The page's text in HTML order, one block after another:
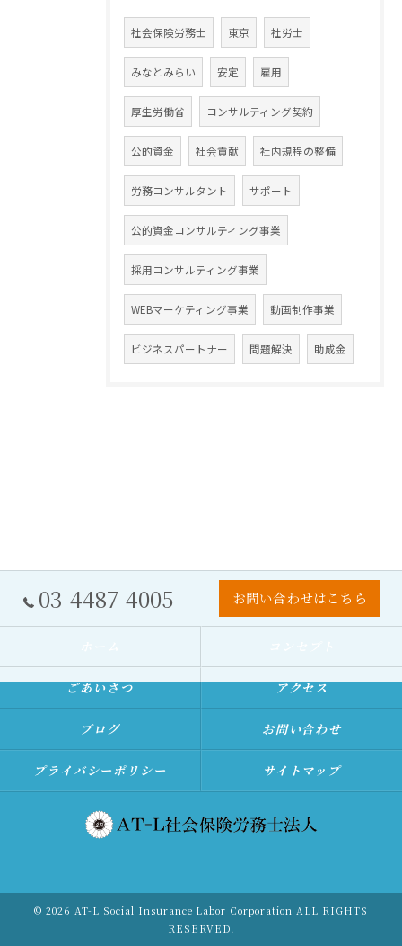
社会保険労務士 東京 社労士
みなとみらい 安定 雇用
厚生労働省 コンサルティング契約
公的資金 社会貢献 社内規程の整備
労務コンサルタント サポート
公的資金コンサルティング事業
採用コンサルティング事業
WEBマーケティング事業 動画制作事業
ビジネスパートナー 問題解決 助成金
03-4487-4005 お問い合わせはこちら
ごあいさつ アクセス
ブログ お問い合わせ
プライバシーポリシー サイトマップ
© 2026 AT-L Social Insurance Labor Corporation ALL RIGHTS
RESERVED.